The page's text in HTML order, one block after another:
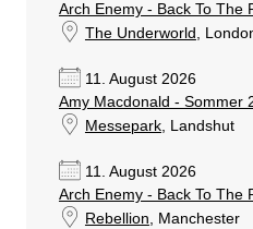
Arch Enemy - Back To The
The Underworld ,
11. August 2026
Amy Macdonald - Sommer
Messepark, Landshut
11. August 2026
Arch Enemy - Back To The
Rebellion, Manchester